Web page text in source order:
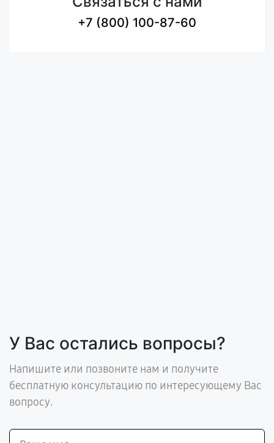
+7 (800) 100-87-60
У Вас остались вопросы?
Напишите или позвоните нам и получите
бесплатную консультацию по интересующему Вас
вопросу.